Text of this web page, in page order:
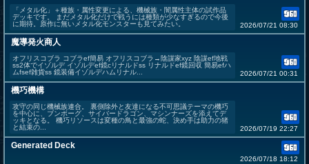
「メタル化」＋種族・属性変更による、機械族・闇属性主体の試作品
デッキです。 まだメタル化だけで戦うには種類が少なすぎるので今後
に期待。原作に無いメタル化モンスターも見てみたい。
2026/07/21 08:30
魔導発火商人
オフリスコブラ コブラef簡易 オフリスコブラ→陰謀家xyz 陰謀ef地戦
ss2体でイゾルデ イゾルデef鏡cリナルドss リナルドef鏡回収 簡易efハ
ムfsef雑貨ss 鏡装備イゾルデハムリナル...
2026/07/21 00:31
機巧機構
攻守の同じ機械族連合。 裏側除外と友達になる不可思議テーマの機巧
を中心に、ブンボーグ、サイバードラゴン、マシンナーズを添えてデ
ッキとなる。 機巧リソースは変種の鳥と最強の蛇、決め手は助力の猪
と結束の...
2026/07/19 22:27
Generated Deck
2026/07/18 18:12